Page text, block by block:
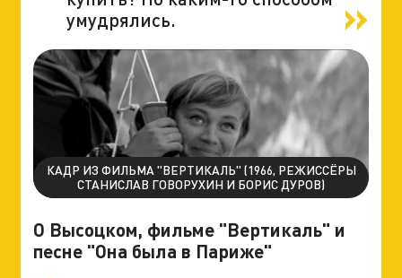
умудрялись.
КАДР ИЗ ФИЛЬМА "ВЕРТИКАЛЬ" (1966, РЕЖИССЁРЫ
СТАНИСЛАВ ГОВОРУХИН И БОРИС ДУРОВ)
О Высоцком, фильме "Вертикаль" и
песне "Она была в Париже"